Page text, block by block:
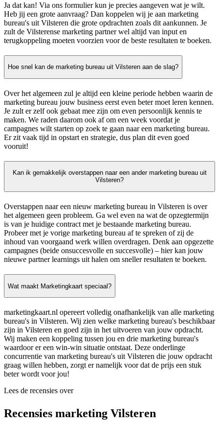
Ja dat kan! Via ons formulier kun je precies aangeven wat je wilt.
Heb jij een grote aanvraag? Dan koppelen wij je aan marketing
bureau's uit Vilsteren die grote opdrachten zoals dit aankunnen. Je
zult de Vilsterense marketing partner wel altijd van input en
terugkoppeling moeten voorzien voor de beste resultaten te boeken.
Hoe snel kan de marketing bureau uit Vilsteren aan de slag?
Over het algemeen zul je altijd een kleine periode hebben waarin de
marketing bureau jouw business eerst even beter moet leren kennen.
Je zult er zelf ook gebaat mee zijn om even persoonlijk kennis te
maken. We raden daarom ook af om een week voordat je
campagnes wilt starten op zoek te gaan naar een marketing bureau.
Er zit vaak tijd in opstart en strategie, dus plan dit even goed
vooruit!
Kan ik gemakkelijk overstappen naar een ander marketing bureau uit
Vilsteren?
Overstappen naar een nieuw marketing bureau in Vilsteren is over
het algemeen geen probleem. Ga wel even na wat de opzegtermijn
is van je huidige contract met je bestaande marketing bureau.
Probeer met je vorige marketing bureau af te spreken of zij de
inhoud van voorgaand werk willen overdragen. Denk aan opgezette
campagnes (beide onsuccesvolle en succesvolle) – hier kan jouw
nieuwe partner learnings uit halen om sneller resultaten te boeken.
Wat maakt Marketingkaart speciaal?
marketingkaart.nl opereert volledig onafhankelijk van alle marketing
bureau's in Vilsteren. Wij zien welke marketing bureau's beschikbaar
zijn in Vilsteren en goed zijn in het uitvoeren van jouw opdracht.
Wij maken een koppeling tussen jou en drie marketing bureau's
waardoor er een win-win situatie ontstaat. Deze onderlinge
concurrentie van marketing bureau's uit Vilsteren die jouw opdracht
graag willen hebben, zorgt er namelijk voor dat de prijs een stuk
beter wordt voor jou!
Lees de recensies over
Recensies marketing Vilsteren